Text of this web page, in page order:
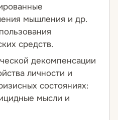
мышления и др.
средств.
декомпенсации
личности и
состояниях:
мысли и